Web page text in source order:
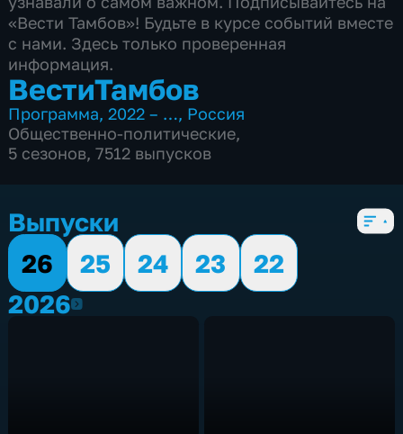
«Вести Тамбов»! Будьте в курсе событий вместе
с нами. Здесь только проверенная
информация.
ВестиТамбов
Программа,2022 – …, Россия
Общественно-политические,
5 сезонов, 7512 выпусков
Выпуски
26
25 24 23
22
20262026